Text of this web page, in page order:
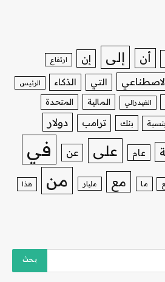
أن إلى إن ارتفاع
التي الذكاء الرئيس
الفيدرالي المالية المتحدة
بنسبة بنك ترامب دولار
عام على عن في
ما مع مليار من هذا